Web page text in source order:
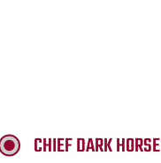
CHIEF DARK HORSE